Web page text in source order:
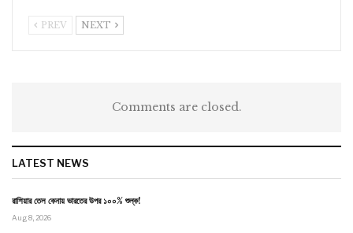
PREV NEXT
Comments are closed.
LATEST NEWS
রাশিয়ার তেল কেনায় ভারতের উপর ১০০% শুল্ক!
Aug 8, 2026